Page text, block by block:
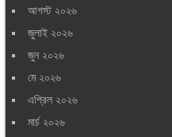
আগস্ট ২০২৬
জুলাই ২০২৬
জুন ২০২৬
মে ২০২৬
এপ্রিল ২০২৬
মার্চ ২০২৬